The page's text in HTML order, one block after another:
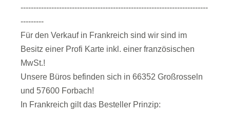
-------------------------------------------------------------------------
---------
Für den Verkauf in Frankreich sind wir sind im
Besitz einer Profi Karte inkl. einer französischen
MwSt.!
Unsere Büros befinden sich in 66352 Großrosseln
und 57600 Forbach!
In Frankreich gilt das Besteller Prinzip: